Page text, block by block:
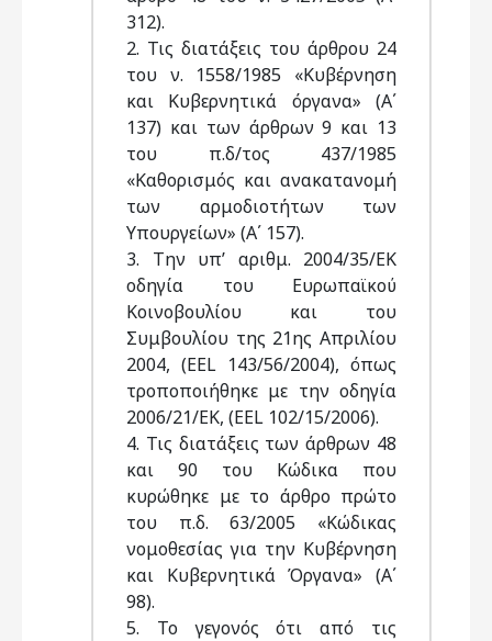
312).
2. Τις διατάξεις του άρθρου 24
του ν. 1558/1985 «Κυβέρνηση
και Κυβερνητικά όργανα» (Α΄
137) και των άρθρων 9 και 13
του π.δ/τος 437/1985
«Καθορισμός και ανακατανομή
των αρμοδιοτήτων των
Υπουργείων» (Α΄ 157).
3. Την υπ’ αριθμ. 2004/35/ΕΚ
οδηγία του Ευρωπαϊκού
Κοινοβουλίου και του
Συμβουλίου της 21ης Απριλίου
2004, (ΕΕL 143/56/2004), όπως
τροποποιήθηκε με την οδηγία
2006/21/ΕΚ, (ΕΕL 102/15/2006).
4. Τις διατάξεις των άρθρων 48
και 90 του Κώδικα που
κυρώθηκε με το άρθρο πρώτο
του π.δ. 63/2005 «Κώδικας
νομοθεσίας για την Κυβέρνηση
και Κυβερνητικά Όργανα» (Α΄
98).
5. Το γεγονός ότι από τις